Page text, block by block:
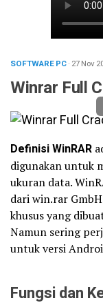
SOFTWARE PC· 27 Nov
Winrar Full
Definisi WinRAR
digunakan untuk
ukuran data.
dari win.rar
khusus yang
Namun sering
untuk versi
Fungsi dan